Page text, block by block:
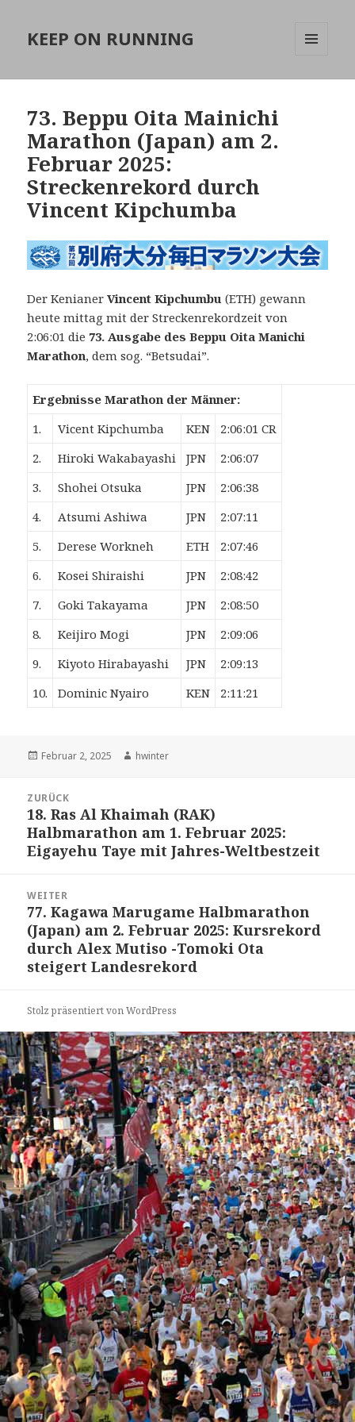
KEEP ON RUNNING
73. Beppu Oita Mainichi
Marathon (Japan) am 2.
Februar 2025:
Streckenrekord durch
Vincent Kipchumba
Der KenianerVincent Kipchumbu (ETH) gewann
heute mittag mit der Streckenrekordzeit von
2:06:01 die 73. Ausgabe des Beppu Oita Manichi
Marathon, dem sog. “Betsudai”.
Ergebnisse Marathon der Männer:
1.
Vicent Kipchumba KEN
2:06:01 CR
2.
Hiroki Wakabayashi JPN
2:06:07
3.
Shohei Otsuka JPN
2:06:38
4.
Atsumi Ashiwa JPN
2:07:11
5.
Derese Workneh ETH
2:07:46
6.
Kosei Shiraishi JPN
2:08:42
7.
Goki Takayama JPN
2:08:50
8.
Keijiro Mogi JPN
2:09:06
9.
Kiyoto Hirabayashi JPN
2:09:13
10.
Dominic Nyairo KEN 2:11:21
Veröffentlicht
Februar 2, 2025 Autor
hwinter
Navigation
ZURÜCK
Vorheriger
Beitrag:
18. Ras Al Khaimah (RAK)
Halbmarathon am 1. Februar 2025:
Eigayehu Taye mit Jahres-Weltbestzeit
WEITER
Nächster
Beitrag:
77. Kagawa Marugame Halbmarathon
(Japan) am 2. Februar 2025: Kursrekord
durch Alex Mutiso -Tomoki Ota
steigert Landesrekord
Stolz präsentiert von WordPress